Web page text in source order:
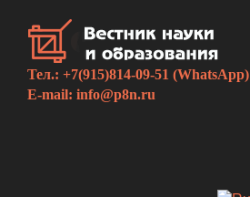
Тел.: +7(915)814-09-51 (WhatsApp)
E-mail: info@p8n.ru